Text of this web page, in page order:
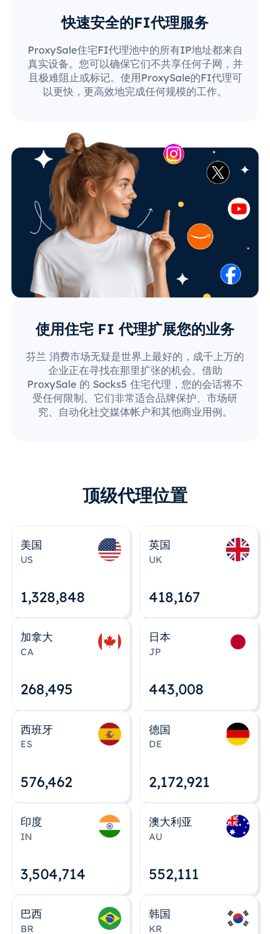
快速安全的FI代理服务
ProxySale住宅FI代理池中的所有IP地址都来自
真实设备。您可以确保它们不共享任何子网，并
且极难阻止或标记。使用ProxySale的FI代理可
以更快，更高效地完成任何规模的工作。
使用住宅 FI 代理扩展您的业务
芬兰 消费市场无疑是世界上最好的，成千上万的
企业正在寻找在那里扩张的机会。借助
ProxySale 的 Socks5 住宅代理，您的会话将不
受任何限制。它们非常适合品牌保护、市场研
究、自动化社交媒体帐户和其他商业用例。
顶级代理位置
美国
US
1,328,848
英国
UK
418,167
加拿大
CA
268,495
日本
JP
443,008
西班牙
ES
576,463
德国
DE
2,172,922
印度
IN
3,504,715
澳大利亚
AU
552,112
巴西
BR
韩国
KR